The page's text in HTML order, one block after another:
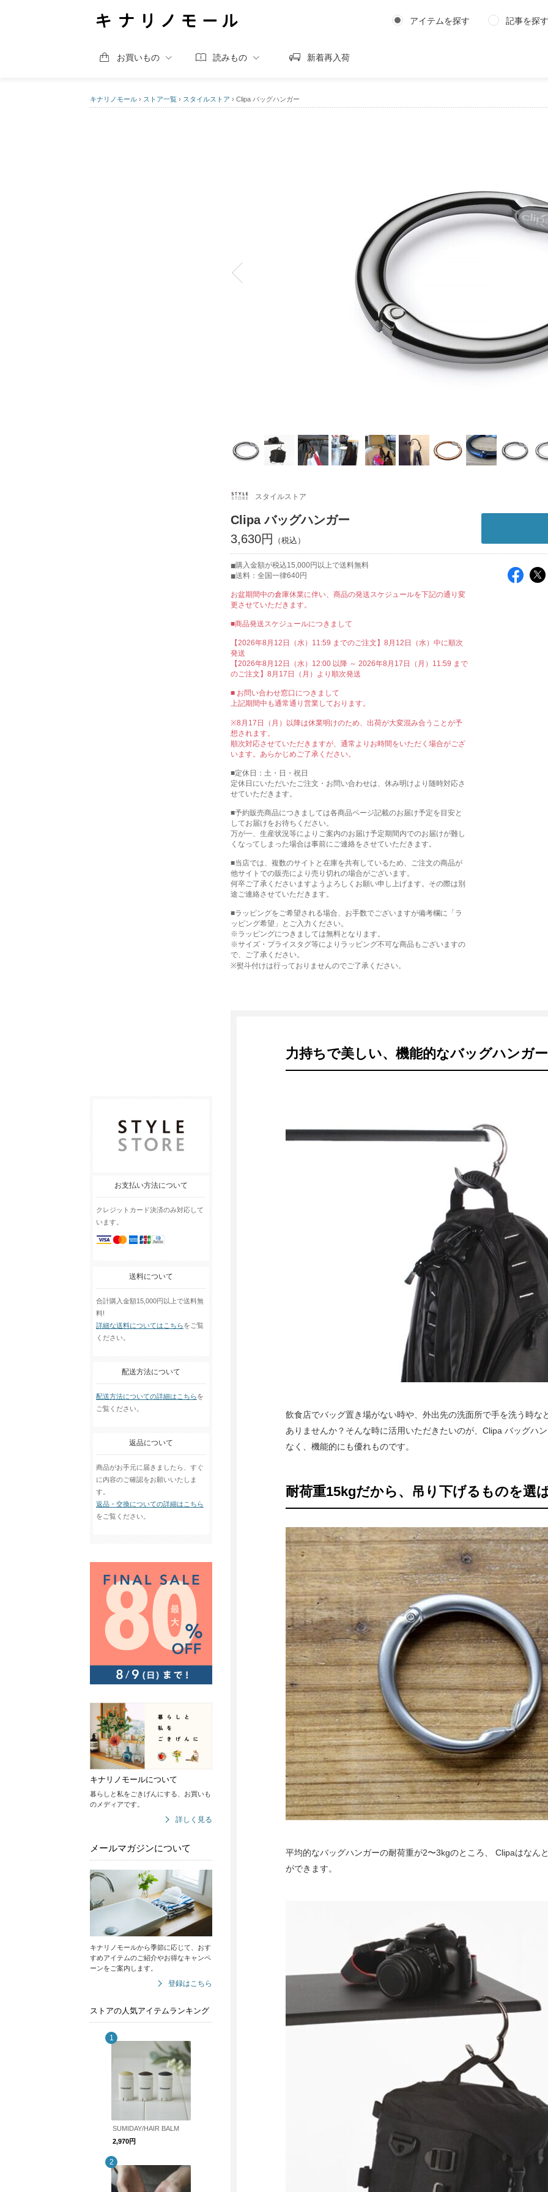
アイテムを探す 記事を探す
お買いもの 読みもの 新着再入荷
キナリノモール › ストア一覧 › スタイルストア › Clipa バッグハンガー
お支払い方法について
クレジットカード決済のみ対応して
います。
送料について
合計購入金額15,000円以上で送料無
料!
詳細な送料についてはこちらをご覧
ください。
配送方法について
配送方法についての詳細はこちらを
ご覧ください。
返品について
商品がお手元に届きましたら、すぐ
に内容のご確認をお願いいたしま
す。
返品・交換についての詳細はこちら
をご覧ください。
キナリノモールについて
暮らしと私をごきげんにする、お買いも
のメディアです。
詳しく見る
メールマガジンについて
キナリノモールから季節に応じて、おす
すめアイテムのご紹介やお得なキャンペ
ーンをご案内します。
登録はこちら
ストアの人気アイテムランキング
SUMIDAY/HAIR BALM
2,970円
スタイルストア
Clipa バッグハンガー
3,630円
購入金額が税込15,000円以上で送料無料
送料：全国一律640円
お盆期間中の倉庫休業に伴い、商品の発送スケジュールを下記の通り変
更させていただきます。
■商品発送スケジュールにつきまして
【2026年8月12日（水）11:59 までのご注文】8月12日（水）中に順次
発送
【2026年8月12日（水）12:00 以降 ～ 2026年8月17日（月）11:59 まで
のご注文】8月17日（月）より順次発送
■ お問い合わせ窓口につきまして
上記期間中も通常通り営業しております。
※8月17日（月）以降は休業明けのため、出荷が大変混み合うことが予
想されます。
順次対応させていただきますが、通常よりお時間をいただく場合がござ
います。あらかじめご了承ください。
■定休日：土・日・祝日
定休日にいただいたご注文・お問い合わせは、休み明けより随時対応さ
せていただきます。
■予約販売商品につきましては各商品ページ記載のお届け予定を目安と
してお届けをお待ちください。
万が一、生産状況等によりご案内のお届け予定期間内でのお届けが難し
くなってしまった場合は事前にご連絡をさせていただきます。
■当店では、複数のサイトと在庫を共有しているため、ご注文の商品が
他サイトでの販売により売り切れの場合がございます。
何卒ご了承くださいますようよろしくお願い申し上げます。その際は別
途ご連絡させていただきます。
■ラッピングをご希望される場合、お手数でございますが備考欄に「ラ
ッピング希望」とご入力ください。
※ラッピングにつきましては無料となります。
※サイズ・プライスタグ等によりラッピング不可な商品もございますの
で、ご了承ください。
※熨斗付けは行っておりませんのでご了承ください。
力持ちで美しい、機能的なバッグハンガー
飲食店でバッグ置き場がない時や、外出先の洗面所で手を洗う時な
ありませんか？そんな時に活用いただきたいのが、Clipa バッグハ
なく、機能的にも優れものです。
耐荷重15kgだから、吊り下げるものを選
平均的なバッグハンガーの耐荷重が2〜3kgのところ、 Clipaはなん
ができます。